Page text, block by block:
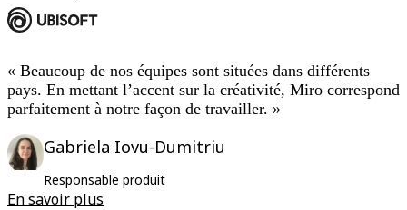
« Beaucoup de nos équipes sont situées dans différents
pays. En mettant l’accent sur la créativité, Miro correspond
parfaitement à notre façon de travailler. »
Gabriela Iovu-Dumitriu
Responsable produit
En savoir plus